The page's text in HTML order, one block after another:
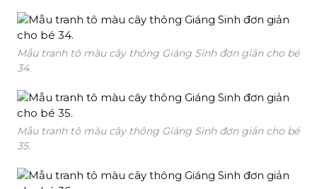
Mẫu tranh tô màu cây thông Giáng Sinh đơn giản cho bé
34.
Mẫu tranh tô màu cây thông Giáng Sinh đơn giản cho bé
35.